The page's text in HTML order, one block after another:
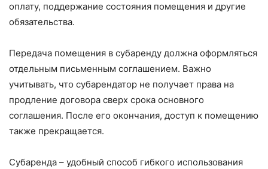
оплату, поддержание состояния помещения и другие
обязательства.
Передача помещения в субаренду должна оформляться
отдельным письменным соглашением. Важно
учитывать, что субарендатор не получает права на
продление договора сверх срока основного
соглашения. После его окончания, доступ к помещению
также прекращается.
Субаренда – удобный способ гибкого использования